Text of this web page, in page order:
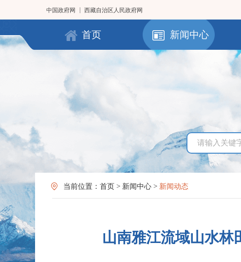
中国政府网 西藏自治区人民政府网
首页 新闻中心
当前位置： 首页 > 新闻中心 > 新闻动态
山南雅江流域山水林